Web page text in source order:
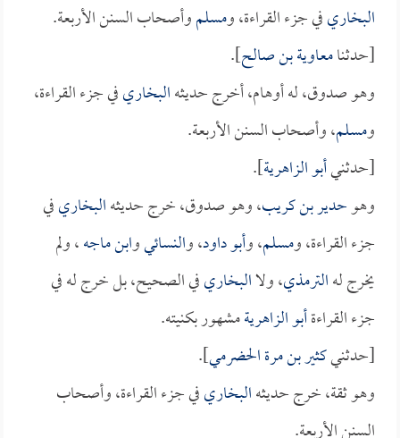
البخاريفي جزء القراءة، ومسلموأصحاب السنن الأربعة.
[حدثنامعاوية بن صالح].
وهو صدوق، له أوهام، أخرج حديثهالبخاريفي جزء القراءة،
ومسلم، وأصحاب السنن الأربعة.
[حدثنيأبو الزاهرية].
وهوحدير بن كريب، وهو صدوق، خرج حديثهالبخاريفي
جزء القراءة، ومسلم، وأبو داود، والنسائيوابن ماجه، ولم
يخرج لهالترمذي، ولاالبخاريفي الصحيح، بل خرج له في
جزء القراءةأبو الزاهريةمشهور بكنيته.
[حدثنيكثير بن مرة الحضرمي].
وهو ثقة، خرج حديثهالبخاريفي جزء القراءة، وأصحاب